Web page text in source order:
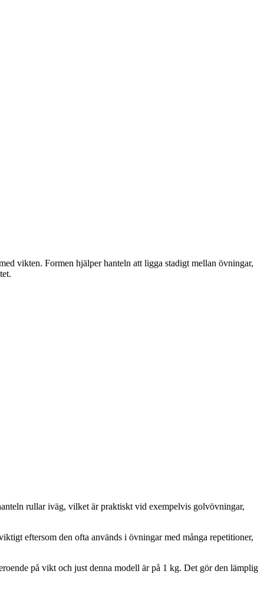
vikten. Formen hjälper hanteln att ligga stadigt mellan övningar,
rullar iväg, vilket är praktiskt vid exempelvis golvövningar,
eftersom den ofta används i övningar med många repetitioner,
på vikt och just denna modell är på 1 kg. Det gör den lämplig